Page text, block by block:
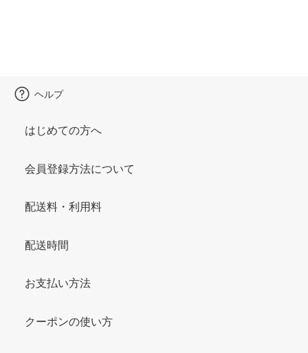
ヘルプ
はじめての方へ
会員登録方法について
配送料・利用料
配送時間
お支払い方法
クーポンの使い方